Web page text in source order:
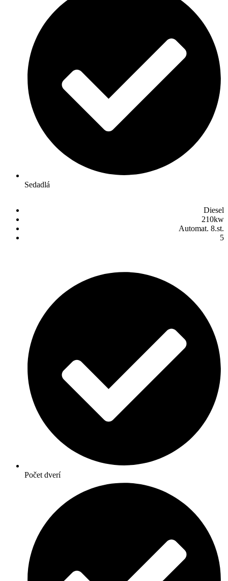
Sedadlá
Diesel
210kw
Automat. 8.st.
5
Počet dverí